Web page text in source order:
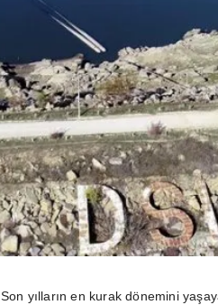
Son yılların en kurak dönemini